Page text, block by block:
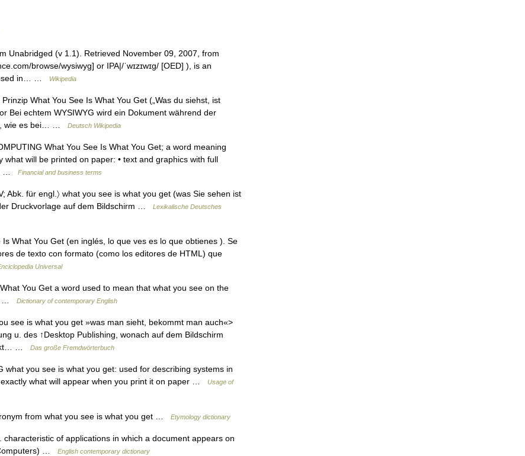
Unabridged (v 1.1). Retrieved November 09, 2007, from
browse/wysiwyg] or IPA|/ˈwɪzɪwɪg/ [OED] ), is an
used in… …
Wikipedia
What You See Is What You Get („Was du siehst, ist
Bei echtem WYSIWYG wird ein Dokument während der
wie es bei… …
Deutsch Wikipedia
What You See Is What You Get; a word meaning
will be printed on paper: • text and graphics with full
…
Financial and business terms
Abk. für engl.〉 what you see is what you get (was Sie sehen ist
Druckvorlage auf dem Bildschirm …
Lexikalische Deutsches
What You Get (en inglés, lo que ves es lo que obtienes ). Se
de texto con formato (como los editores de HTML) que
Universal
You Get a word used to mean that what you see on the
…
Dictionary of contemporary English
see is what you get »was man sieht, bekommt man auch«>
u. des ↑Desktop Publishing, wonach auf dem Bildschirm
…
Das große Fremdwörterbuch
what you see is what you get: used for describing systems in
what will appear when you print it on paper …
Usage of
from what you see is what you get … Etymology dictionary
of applications in which a document appears on
…
English contemporary dictionary